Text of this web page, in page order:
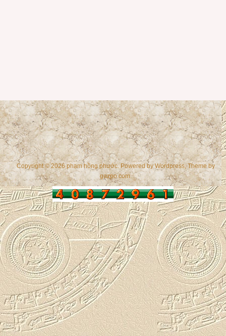
Copyright © 2026 phạm hồng phước. Powered byWordpress, Theme by
gazpo.com.